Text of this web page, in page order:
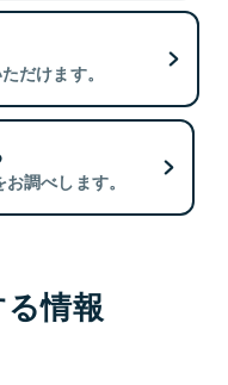
だけます。
調べします。
情報